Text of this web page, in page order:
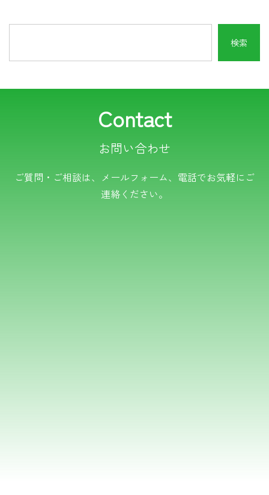
Contact
お問い合わせ
ご質問・ご相談は、メールフォーム、電話でお気軽にご
連絡ください。
電話でのお問い合わせ